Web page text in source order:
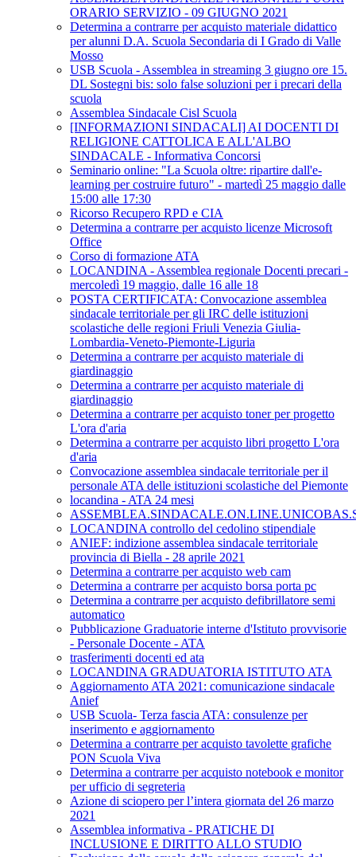
ORARIO SERVIZIO - 09 GIUGNO 2021
Determina a contrarre per acquisto materiale didattico
per alunni D.A. Scuola Secondaria di I Grado di Valle
Mosso
USB Scuola - Assemblea in streaming 3 giugno ore 15.
DL Sostegni bis: solo false soluzioni per i precari della
scuola
Assemblea Sindacale Cisl Scuola
[INFORMAZIONI SINDACALI] AI DOCENTI DI
RELIGIONE CATTOLICA E ALL'ALBO
SINDACALE - Informativa Concorsi
Seminario online: "La Scuola oltre: ripartire dall'e-
learning per costruire futuro" - martedì 25 maggio dalle
15:00 alle 17:30
Ricorso Recupero RPD e CIA
Determina a contrarre per acquisto licenze Microsoft
Office
Corso di formazione ATA
LOCANDINA - Assemblea regionale Docenti precari -
mercoledì 19 maggio, dalle 16 alle 18
POSTA CERTIFICATA: Convocazione assemblea
sindacale territoriale per gli IRC delle istituzioni
scolastiche delle regioni Friuli Venezia Giulia-
Lombardia-Veneto-Piemonte-Liguria
Determina a contrarre per acquisto materiale di
giardinaggio
Determina a contrarre per acquisto materiale di
giardinaggio
Determina a contrarre per acquisto toner per progetto
L'ora d'aria
Determina a contrarre per acquisto libri progetto L'ora
d'aria
Convocazione assemblea sindacale territoriale per il
personale ATA delle istituzioni scolastiche del Piemonte
locandina - ATA 24 mesi
LOCANDINA controllo del cedolino stipendiale
ANIEF: indizione assemblea sindacale territoriale
provincia di Biella - 28 aprile 2021
Determina a contrarre per acquisto web cam
Determina a contrarre per acquisto borsa porta pc
Determina a contrarre per acquisto defibrillatore semi
automatico
Pubblicazione Graduatorie interne d'Istituto provvisorie
- Personale Docente - ATA
trasferimenti docenti ed ata
LOCANDINA GRADUATORIA ISTITUTO ATA
Aggiornamento ATA 2021: comunicazione sindacale
Anief
USB Scuola- Terza fascia ATA: consulenze per
inserimento e aggiornamento
Determina a contrarre per acquisto tavolette grafiche
PON Scuola Viva
Determina a contrarre per acquisto notebook e monitor
per ufficio di segreteria
Azione di sciopero per l’intera giornata del 26 marzo
2021
Assemblea informativa - PRATICHE DI
INCLUSIONE E DIRITTO ALLO STUDIO